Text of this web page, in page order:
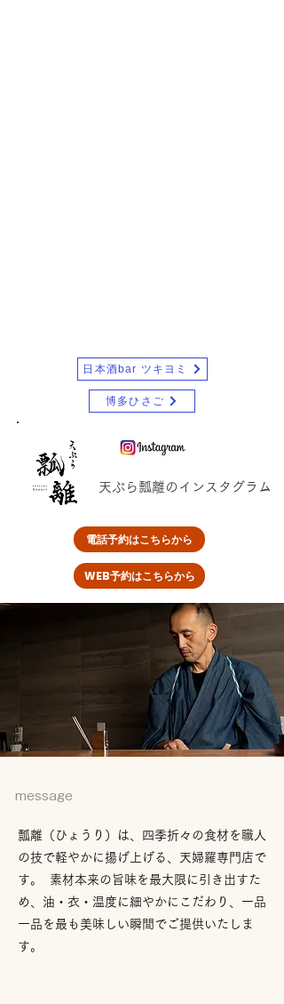
日本酒bar ツキヨミ
博多ひさご
​天ぷら瓢離のインスタグラム
電話予約はこちらから
WEB予約はこちらから
瓢離（ひょうり）は、四季折々の食材を職人
の技で軽やかに揚げ上げる、天婦羅専門店で
す。 素材本来の旨味を最大限に引き出すた
め、油・衣・温度に細やかにこだわり、一品
一品を最も美味しい瞬間でご提供いたしま
す。
message